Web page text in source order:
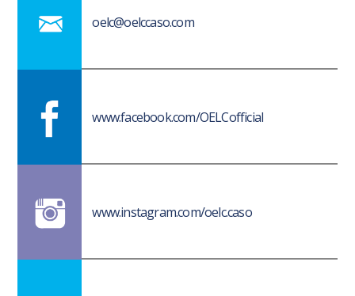
oelc@oelccaso.com
www.facebook.com/OELCofficial
www.instagram.com/oelc.caso